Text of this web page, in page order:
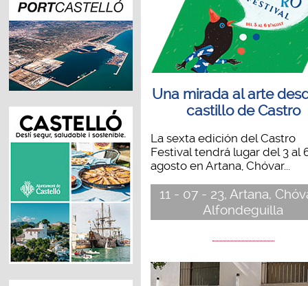
Una mirada al arte
castillo de Castro
La sexta edición del Castro
Festival tendrá lugar del 3 al
agosto en Artana, Chóvar...
11 - 07 - 23, Artana,
Alfondeguilla